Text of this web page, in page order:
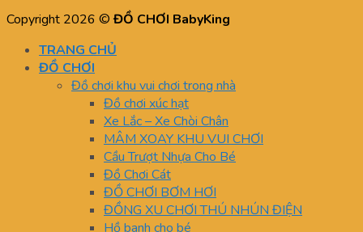
Copyright 2026 ©ĐỒ CHƠI BabyKing
TRANG CHỦ
ĐỒ CHƠI
Đồ chơi khu vui chơi trong nhà
Đồ chơi xúc hạt
Xe Lắc – Xe Chòi Chân
MÂM XOAY KHU VUI CHƠI
Cầu Trượt Nhựa Cho Bé
Đồ Chơi Cát
ĐỒ CHƠI BƠM HƠI
ĐỒNG XU CHƠI THÚ NHÚN ĐIỆN
Hồ banh cho bé